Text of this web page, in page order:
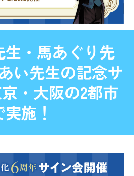
生・馬あぐり先
い先生の記念サ
・大阪の2都市
実施！